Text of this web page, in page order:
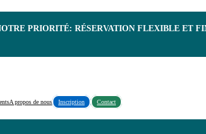
PRIORITÉ: RÉSERVATION FLEXIBLE ET
A propos de nous Inscription Contact